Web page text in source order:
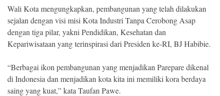
Wali Kota mengungkapkan, pembangunan yang telah dilakukan
sejalan dengan visi misi Kota Industri Tanpa Cerobong Asap
dengan tiga pilar, yakni Pendidikan, Kesehatan dan
Kepariwisataan yang terinspirasi dari Presiden ke-RI, BJ Habibie.
“Berbagai ikon pembangunan yang menjadikan Parepare dikenal
di Indonesia dan menjadikan kota kita ini memiliki kora berdaya
saing yang kuat,” kata Taufan Pawe.